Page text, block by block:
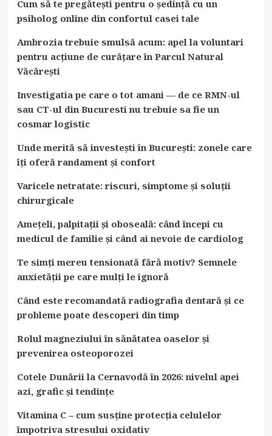
Cum să te pregătești pentru o ședință cu un
psiholog online din confortul casei tale
Ambrozia trebuie smulsă acum: apel la voluntari
pentru acțiune de curățare în Parcul Natural
Văcărești
Investigatia pe care o tot amani — de ce RMN-ul
sau CT-ul din Bucuresti nu trebuie sa fie un
cosmar logistic
Unde merită să investești în București: zonele care
îți oferă randament și confort
Varicele netratate: riscuri, simptome și soluții
chirurgicale
Amețeli, palpitații și oboseală: când începi cu
medicul de familie și când ai nevoie de cardiolog
Te simți mereu tensionată fără motiv? Semnele
anxietății pe care mulți le ignoră
Când este recomandată radiografia dentară și ce
probleme poate descoperi din timp
Rolul magneziului în sănătatea oaselor și
prevenirea osteoporozei
Cotele Dunării la Cernavodă în 2026: nivelul apei
azi, grafic și tendințe
Vitamina C – cum susține protecția celulelor
împotriva stresului oxidativ